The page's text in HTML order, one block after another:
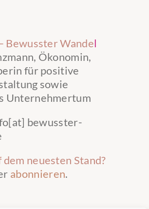
Bewusster Wandel
Ökonomin,
für positive
sowie
Unternehmertum
bewusster-
dem neuesten Stand?
abonnieren.